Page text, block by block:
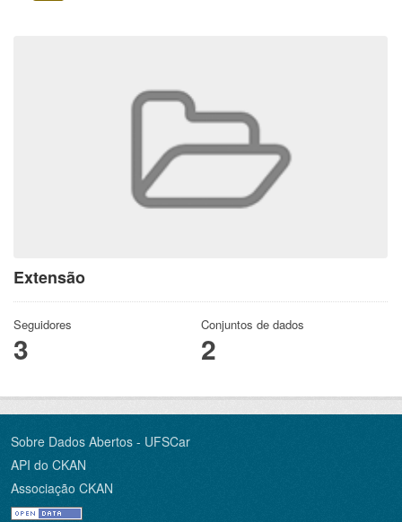
Extensão
Seguidores
3
Conjuntos de dados
2
Sobre Dados Abertos - UFSCar
API do CKAN
Associação CKAN